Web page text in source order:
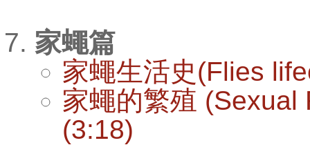
家蠅篇
家蠅生活史(Flies
家蠅的繁殖
(3:18)